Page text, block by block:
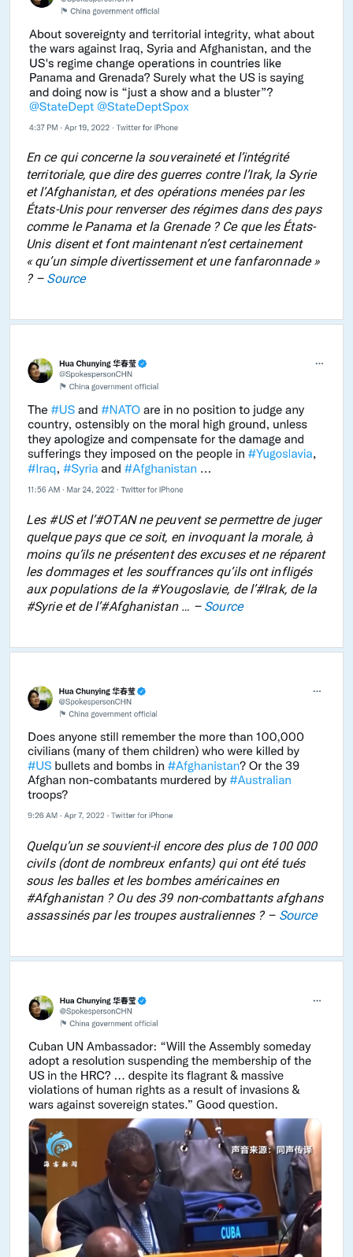
En ce qui concerne la souveraineté et l’intégrité
territoriale, que dire des guerres contre l’Irak, la Syrie
et l’Afghanistan, et des opérations menées par les
États-Unis pour renverser des régimes dans des pays
comme le Panama et la Grenade ? Ce que les États-
Unis disent et font maintenant n’est certainement
« qu’un simple divertissement et une fanfaronnade »
? – Source
Les #US et l’#OTAN ne peuvent se permettre de juger
quelque pays que ce soit, en invoquant la morale, à
moins qu’ils ne présentent des excuses et ne réparent
les dommages et les souffrances qu’ils ont infligés
aux populations de la #Yougoslavie, de l’#Irak, de la
#Syrie et de l’#Afghanistan … – Source
Quelqu’un se souvient-il encore des plus de 100 000
civils (dont de nombreux enfants) qui ont été tués
sous les balles et les bombes américaines en
#Afghanistan ? Ou des 39 non-combattants afghans
assassinés par les troupes australiennes ? – Source